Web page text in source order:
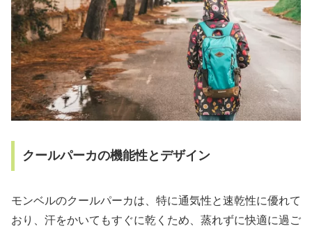
クールパーカの機能性とデザイン
モンベルのクールパーカは、特に通気性と速乾性に優れて
おり、汗をかいてもすぐに乾くため、蒸れずに快適に過ご